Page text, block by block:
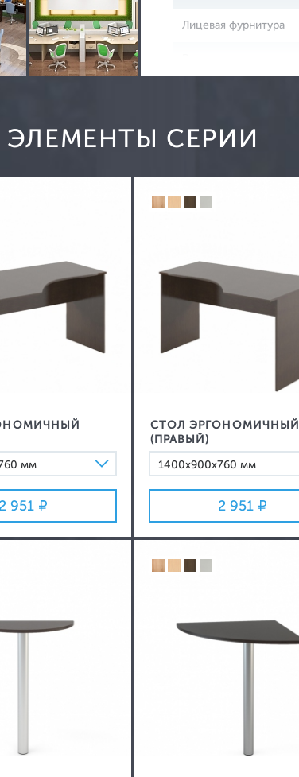
Лицевая фурнитура
Гарантия
Цвет
ЭЛЕМЕНТЫ СЕРИИ
мм
мм
2 951
СТОЛ ЭРГОНОМИЧНЫЙ
(ПРАВЫЙ)
1400х900х760 мм
1600х900х760 мм
2 951
Огнестойкие и устойчивые к взлому
Встраиваемые в стену сейфы
Оружейные шкафы и сейфы